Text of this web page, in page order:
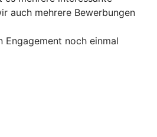
auch mehrere Bewerbungen
Engagement noch einmal